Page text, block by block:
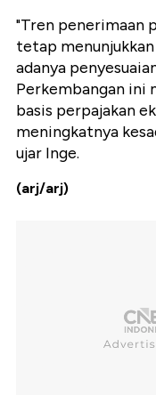
"Tren penerimaan
tetap
adanya
Perkembangan ini
basis perpajakan
meningkatnya
ujar Inge.
(arj/arj)